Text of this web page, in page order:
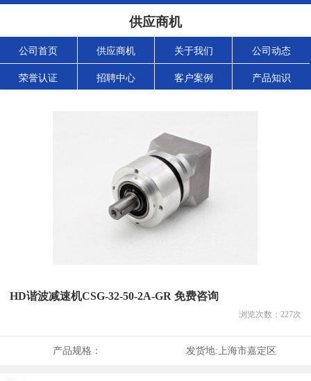
供应商机
公司首页 供应商机 关于我们 公司动态
荣誉认证 招聘中心 客户案例 产品知识
HD谐波减速机CSG-32-50-2A-GR 免费咨询
浏览次数： 227次
产品规格： 发货地: 上海市嘉定区